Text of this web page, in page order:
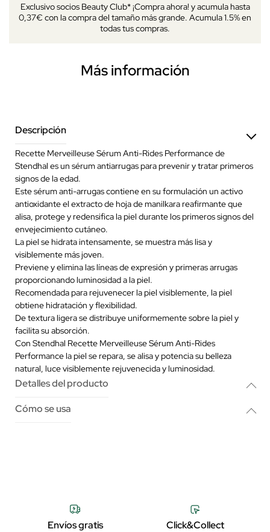
Exclusivo socios Beauty Club* ¡Compra ahora! y acumula hasta
0,37€ con la compra del tamaño más grande. Acumula 1.5% en
todas tus compras.
Más información
Descripción
Recette Merveilleuse Sérum Anti-Rides Performance de
Stendhal es un sérum antiarrugas para prevenir y tratar primeros
signos de la edad.
Este sérum anti-arrugas contiene en su formulación un activo
antioxidante el extracto de hoja de manilkara reafirmante que
alisa, protege y redensifica la piel durante los primeros signos del
envejecimiento cutáneo.
La piel se hidrata intensamente, se muestra más lisa y
visiblemente más joven.
Previene y elimina las líneas de expresión y primeras arrugas
proporcionando luminosidad a la piel.
Recomendada para rejuvenecer la piel visiblemente, la piel
obtiene hidratación y flexibilidad.
De textura ligera se distribuye uniformemente sobre la piel y
facilita su absorción.
Con Stendhal Recette Merveilleuse Sérum Anti-Rides
Performance la piel se repara, se alisa y potencia su belleza
natural, luce visiblemente rejuvenecida y luminosidad.
Detalles del producto
Cómo se usa
Envíos gratis Click&Collect